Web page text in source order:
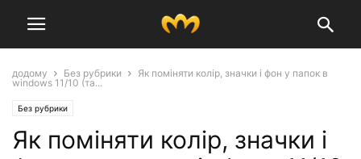
додому Без рубрики
Як поміняти колір, значки і фон у папок в
windows 11/10 (та...
Без рубрики
Як поміняти колір, значки і